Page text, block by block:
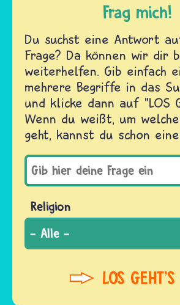
Frag mich!
Du suchst eine Antwort
Frage? Da können wir dir
weiterhelfen. Gib einfach
mehrere Begriffe in das
und klicke dann auf "LOS
Wenn du weißt, um
geht, kannst du schon
Religion